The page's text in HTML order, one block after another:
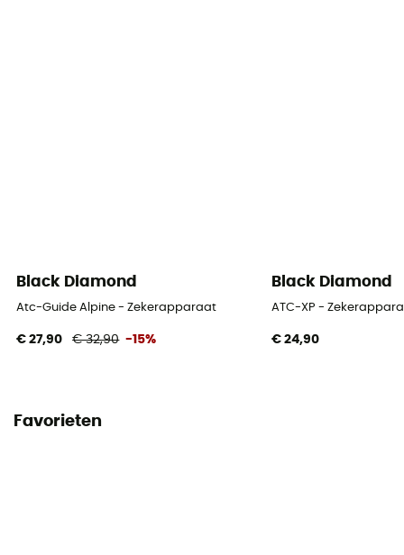
Black Diamond
Atc-Guide Alpine - Zekerapparaat
€ 27,90 € 32,90 -15%
Black Diamond
ATC-XP -
€ 24,90
Favorieten